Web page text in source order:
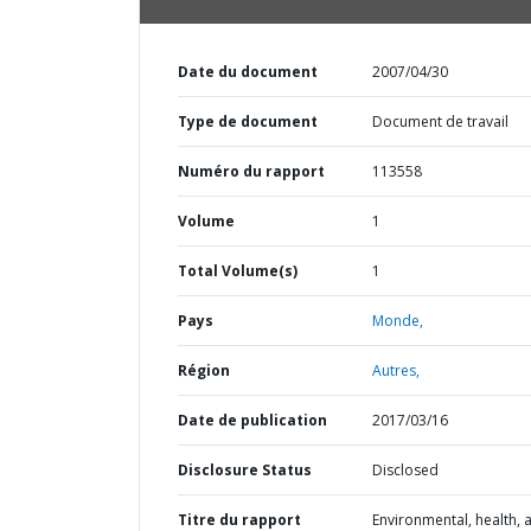
Date du document 2007/04/30
Type de document Document de travail
Numéro du rapport 113558
Volume 1
Total Volume(s) 1
Pays Monde,
Région Autres,
Date de publication 2017/03/16
Disclosure Status Disclosed
Titre du rapport
Environmental, health,